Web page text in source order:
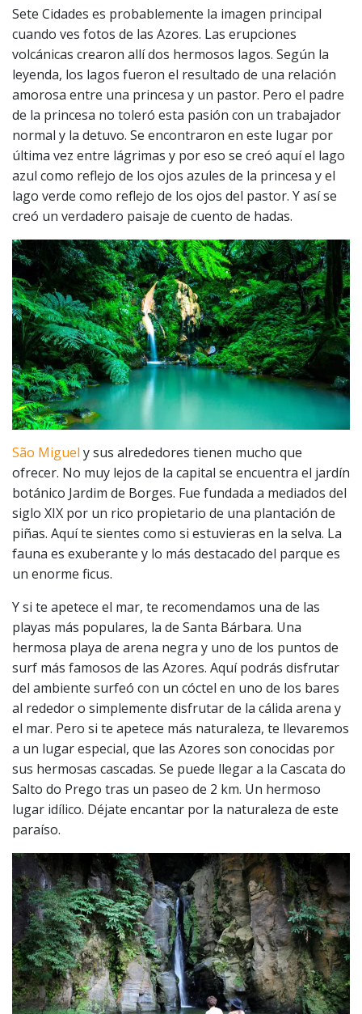
Sete Cidades es probablemente la imagen principal
cuando ves fotos de las Azores. Las erupciones
volcánicas crearon allí dos hermosos lagos. Según la
leyenda, los lagos fueron el resultado de una relación
amorosa entre una princesa y un pastor. Pero el padre
de la princesa no toleró esta pasión con un trabajador
normal y la detuvo. Se encontraron en este lugar por
última vez entre lágrimas y por eso se creó aquí el lago
azul como reflejo de los ojos azules de la princesa y el
lago verde como reflejo de los ojos del pastor. Y así se
creó un verdadero paisaje de cuento de hadas.
São Miguel y sus alrededores tienen mucho que
ofrecer. No muy lejos de la capital se encuentra el jardín
botánico Jardim de Borges. Fue fundada a mediados del
siglo XIX por un rico propietario de una plantación de
piñas. Aquí te sientes como si estuvieras en la selva. La
fauna es exuberante y lo más destacado del parque es
un enorme ficus.
Y si te apetece el mar, te recomendamos una de las
playas más populares, la de Santa Bárbara. Una
hermosa playa de arena negra y uno de los puntos de
surf más famosos de las Azores. Aquí podrás disfrutar
del ambiente surfeó con un cóctel en uno de los bares
al rededor o simplemente disfrutar de la cálida arena y
el mar. Pero si te apetece más naturaleza, te llevaremos
a un lugar especial, que las Azores son conocidas por
sus hermosas cascadas. Se puede llegar a la Cascata do
Salto do Prego tras un paseo de 2 km. Un hermoso
lugar idílico. Déjate encantar por la naturaleza de este
paraíso.